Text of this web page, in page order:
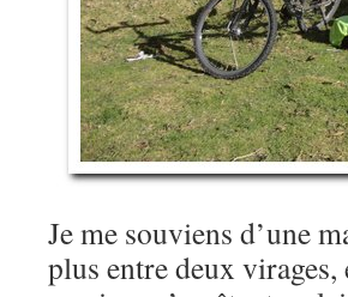
Je me souviens d’une
plus entre deux